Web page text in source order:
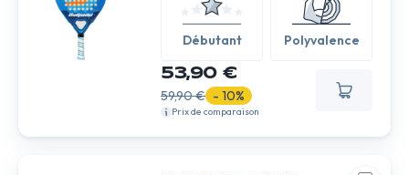
Débutant Polyvalence
53,90 €
59,90 € - 10%
Prix de comparaison